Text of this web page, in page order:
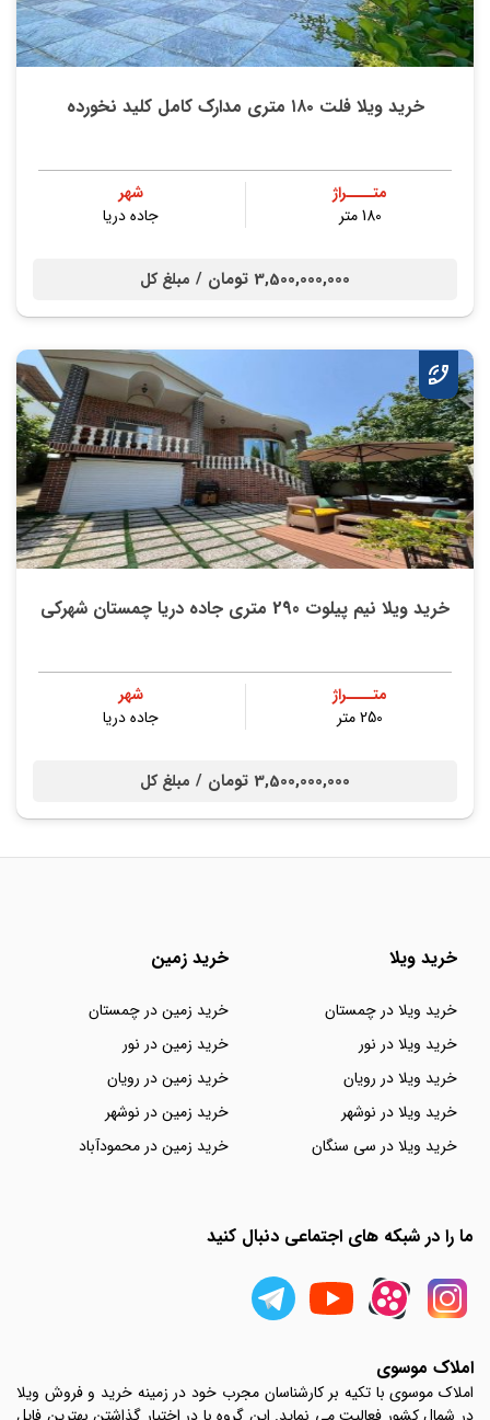
خرید ویلا فلت ۱۸۰ متری مدارک کامل کلید نخورده
متــــراژ
180 متر
شهر
جاده دریا
3,500,000,000 تومان / مبلغ کل
خرید ویلا نیم پیلوت 290 متری جاده دریا چمستان شهرکی
متــــراژ
250 متر
شهر
جاده دریا
3,500,000,000 تومان / مبلغ کل
خرید ویلا
خرید ویلا در چمستان
خرید ویلا در نور
خرید ویلا در رویان
خرید ویلا در نوشهر
خرید ویلا در سی سنگان
خرید زمین
خرید زمین در چمستان
خرید زمین در نور
خرید زمین در رویان
خرید زمین در نوشهر
خرید زمین در محمودآباد
ما را در شبکه های اجتماعی دنبال کنید
املاک موسوی
املاک موسوی با تکیه بر کارشناسان مجرب خود در زمینه خرید و فروش ویلا